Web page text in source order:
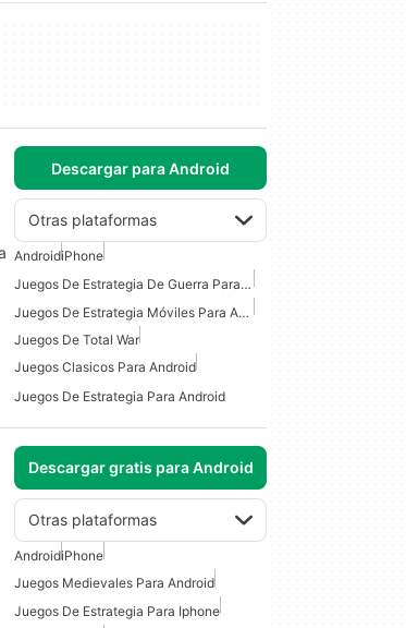
Descargar para Android
Otras plataformas
AndroidiPhone
Juegos De Estrategia De Guerra Para Android
Juegos De Estrategia Móviles Para Android
Juegos De Total War
Juegos Clasicos Para Android
Juegos De Estrategia Para Android
Descargar gratis para Android
Otras plataformas
AndroidiPhone
Juegos Medievales Para Android
Juegos De Estrategia Para Iphone